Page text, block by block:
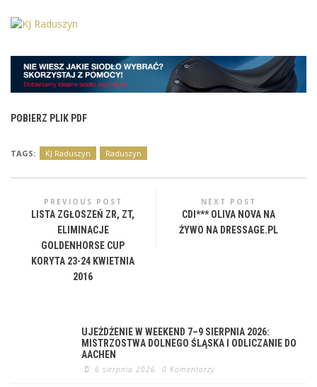
POBIERZ PLIK PDF
TAGS: KJ Raduszyn Raduszyn
PREVIOUS POST
LISTA ZGŁOSZEŃ ZR, ZT,
ELIMINACJE
GOLDENHORSE CUP
KORYTA 23-24 KWIETNIA
2016
NEXT POST
CDI*** OLIVA NOVA NA
ŻYWO NA DRESSAGE.PL
UJEŻDŻENIE W WEEKEND 7–9 SIERPNIA 2026:
MISTRZOSTWA DOLNEGO ŚLĄSKA I ODLICZANIE DO
AACHEN
6 sierpnia 2026 0 Komentarzy